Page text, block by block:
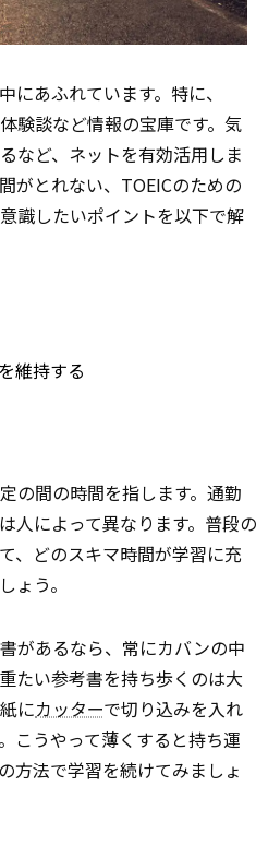
にあふれています。特に、
験談など情報の宝庫です。気
など、ネットを有効活用しま
がとれない、TOEICのための
識したいポイントを以下で解
維持する
の間の時間を指します。通勤
人によって異なります。普段の
、どのスキマ時間が学習に充
ょう。
があるなら、常にカバンの中
たい参考書を持ち歩くのは大
にカッターで切り込みを入れ
こうやって薄くすると持ち運
方法で学習を続けてみましょ